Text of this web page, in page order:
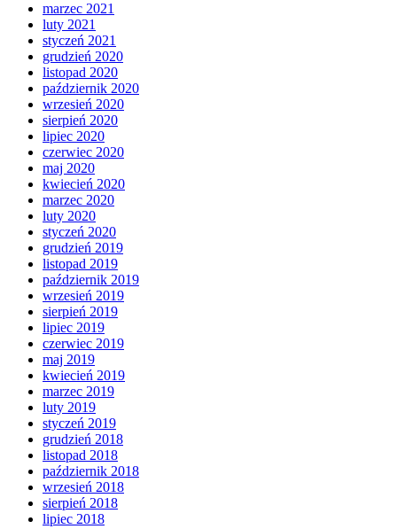
marzec 2021
luty 2021
styczeń 2021
grudzień 2020
listopad 2020
październik 2020
wrzesień 2020
sierpień 2020
lipiec 2020
czerwiec 2020
maj 2020
kwiecień 2020
marzec 2020
luty 2020
styczeń 2020
grudzień 2019
listopad 2019
październik 2019
wrzesień 2019
sierpień 2019
lipiec 2019
czerwiec 2019
maj 2019
kwiecień 2019
marzec 2019
luty 2019
styczeń 2019
grudzień 2018
listopad 2018
październik 2018
wrzesień 2018
sierpień 2018
lipiec 2018